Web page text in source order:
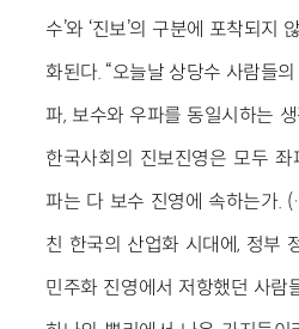
수’와 ‘진보’의 구분에 포착되지
화된다. “오늘날 상당수 사람들
파, 보수와 우파를 동일시하는
한국사회의 진보진영은 모두
파는 다 보수 진영에 속하는가.
친 한국의 산업화 시대에, 정부
민주화 진영에서 저항했던 사람